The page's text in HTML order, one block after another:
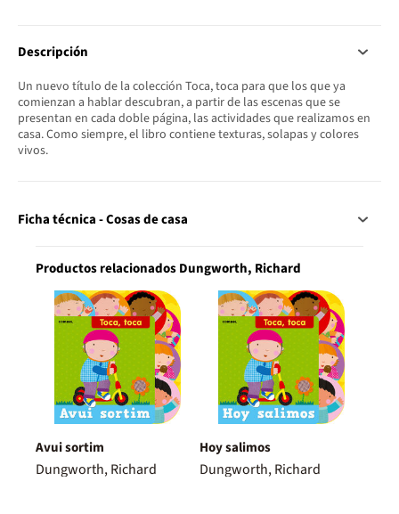
Descripción
Un nuevo título de la colección Toca, toca para que los que ya
comienzan a hablar descubran, a partir de las escenas que se
presentan en cada doble página, las actividades que realizamos en
casa. Como siempre, el libro contiene texturas, solapas y colores
vivos.
Ficha técnica - Cosas de casa
Productos relacionados Dungworth, Richard
Avui sortim
Dungworth, Richard
Hoy salimos
Dungworth, Richard